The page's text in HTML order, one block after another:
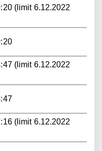
(limit 6.12.2022
(limit 6.12.2022
(limit 6.12.2022